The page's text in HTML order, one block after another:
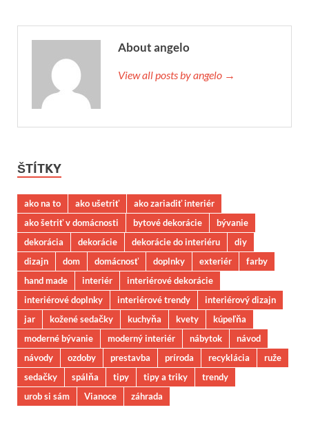
About angelo
View all posts by angelo →
ŠTÍTKY
ako na to ako ušetriť
ako zariadiť interiér
ako šetriť v domácnosti
bytové dekorácie
bývanie
dekorácia
dekorácie dekorácie do interiéru
diy
dizajn
dom domácnosť doplnky exteriér
farby
hand made
interiér
interiérové dekorácie
interiérové doplnky
interiérové trendy
interiérový dizajn
jar
kožené sedačky kuchyňa kvety
kúpeľňa
moderné bývanie
moderný interiér nábytok
návod
návody
ozdoby prestavba príroda recyklácia
ruže
sedačky
spálňa tipy tipy a triky
trendy
urob si sám
Vianoce záhrada